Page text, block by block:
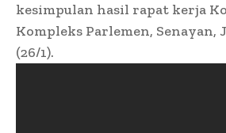
kesimpulan hasil rapat kerja
Kompleks Parlemen, Senayan,
(26/1).